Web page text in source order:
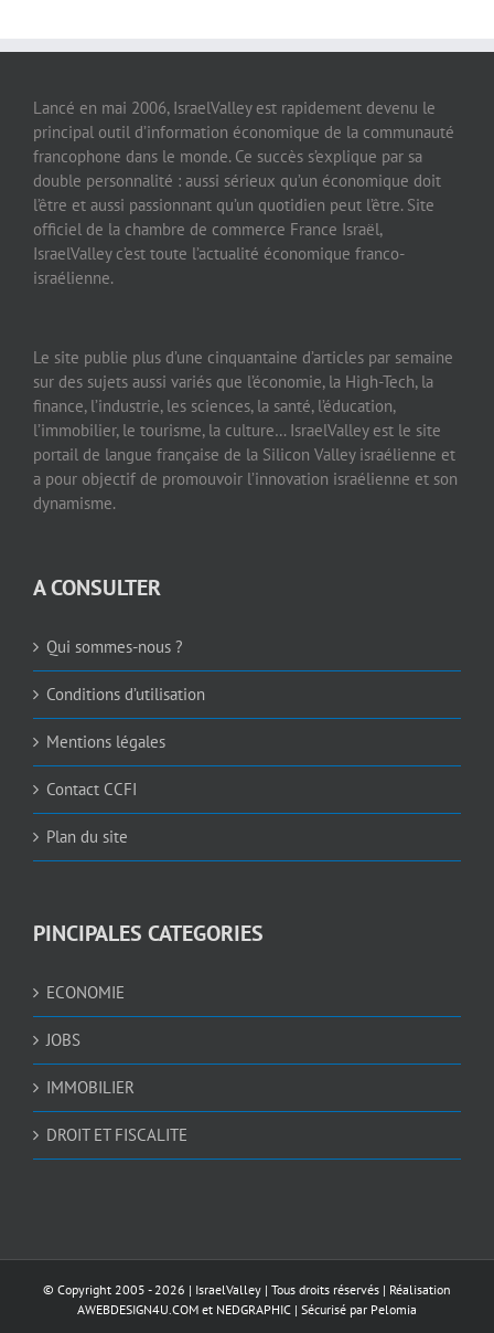
Lancé en mai 2006, IsraelValley est rapidement devenu le
principal outil d’information économique de la communauté
francophone dans le monde. Ce succès s’explique par sa
double personnalité : aussi sérieux qu’un économique doit
l’être et aussi passionnant qu’un quotidien peut l’être. Site
officiel de la chambre de commerce France Israël,
IsraelValley c’est toute l’actualité économique franco-
israélienne.
Le site publie plus d’une cinquantaine d’articles par semaine
sur des sujets aussi variés que l’économie, la High-Tech, la
finance, l’industrie, les sciences, la santé, l’éducation,
l’immobilier, le tourisme, la culture… IsraelValley est le site
portail de langue française de la Silicon Valley israélienne et
a pour objectif de promouvoir l’innovation israélienne et son
dynamisme.
A CONSULTER
Qui sommes-nous ?
Conditions d’utilisation
Mentions légales
Contact CCFI
Plan du site
PINCIPALES CATEGORIES
ECONOMIE
JOBS
IMMOBILIER
DROIT ET FISCALITE
© Copyright 2005 -2026 | IsraelValley | Tous droits réservés | Réalisation
AWEBDESIGN4U.COM et NEDGRAPHIC | Sécurisé par Pelomia